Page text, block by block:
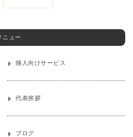
ニュー
個人向けサービス
代表挨拶
ブログ